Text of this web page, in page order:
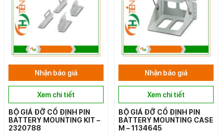
Nhận báo giá
Xem chi tiết
BỘ GIÁ ĐỠ CỐ ĐỊNH PIN
BATTERY MOUNTING KIT –
2320788
Nhận báo giá
Xem chi tiết
BỘ GIÁ ĐỠ CỐ ĐỊNH PIN
BATTERY MOUNTING CASE
M – 1134645